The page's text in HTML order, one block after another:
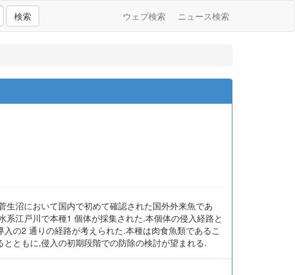
検索 ウェブ検索 ニュース検索
沼において国内で初めて確認された国外外来魚であ
江戸川で本種1 個体が採集された.本個体の侵入経路と
の2 通りの経路が考えられた.本種は肉食魚類であるこ
ともに,侵入の初期段階での防除の検討が望まれる.